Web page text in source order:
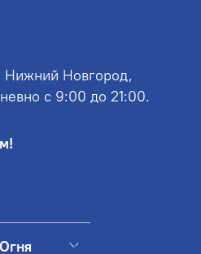
Нижний Новгород,
с 9:00 до 21:00.